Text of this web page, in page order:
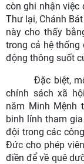
còn ghi nhận việc
Thư lại, Chánh
này cho thấy
trong cả hệ
động thông suốt
Đặc biệt,
chính sách xã
năm Minh Mệnh
binh lính tham
đội trong các
Đức cho phép
điền để về quê